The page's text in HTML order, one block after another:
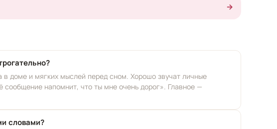
→
в доме и мягких мыслей перед сном. Хорошо звучат личные
сообщение напомнит, что ты мне очень дорог». Главное —
словами?